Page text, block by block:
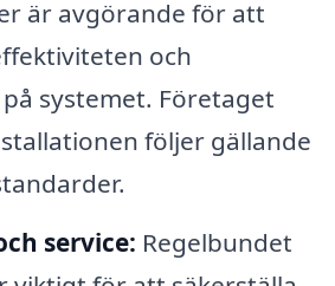
är avgörande för att
och
systemet. Företaget
följer gällande
service: Regelbundet